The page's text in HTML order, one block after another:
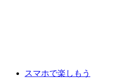
スマホで楽しもう